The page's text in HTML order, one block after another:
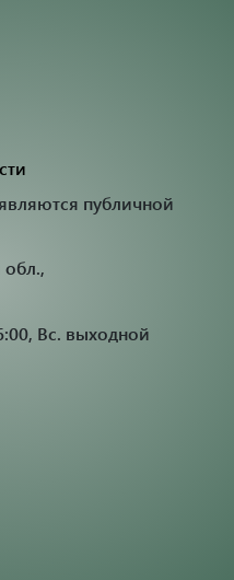
публичной
обл.,
Вс. выходной